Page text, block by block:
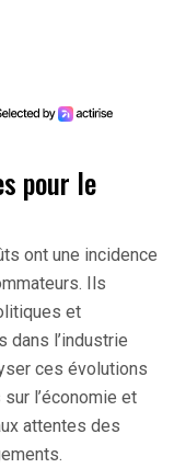
pour le
ont une incidence
Ils
et
dans l’industrie
ces évolutions
l’économie et
attentes des